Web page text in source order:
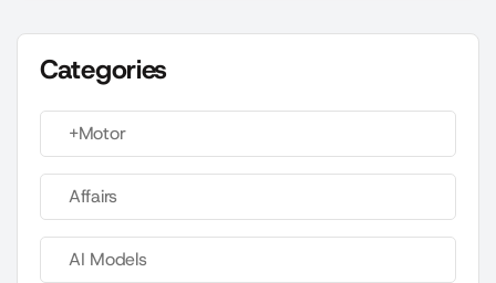
Categories
+Motor
Affairs
AI Models